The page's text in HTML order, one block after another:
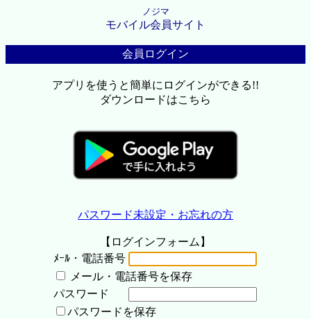
ノジマ
モバイル会員サイト
会員ログイン
アプリを使うと簡単にログインができる!!
ダウンロードはこちら
パスワード未設定・お忘れの方
【ログインフォーム】
ﾒｰﾙ・電話番号
メール・電話番号を保存
パスワード
パスワードを保存